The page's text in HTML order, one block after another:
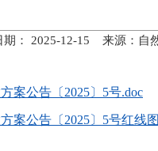
期： 2025-12-15 来源：自
案公告〔2025〕5号.doc
案公告〔2025〕5号红线